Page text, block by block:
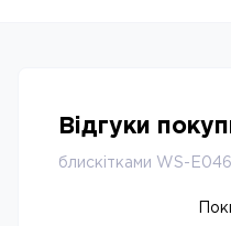
Відгуки
блискітками WS-E046